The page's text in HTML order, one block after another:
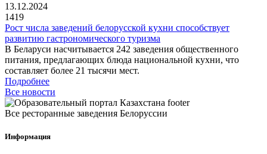
13.12.2024
1419
Рост числа заведений белорусской кухни способствует
развитию гастрономического туризма
В Беларуси насчитывается 242 заведения общественного
питания, предлагающих блюда национальной кухни, что
составляет более 21 тысячи мест.
Подробнее
Все новости
Все ресторанные заведения Белоруссии
Информация